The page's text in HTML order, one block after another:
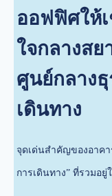
ออฟฟิศให้เ
ใจกลางสย
ศูนย์กลาง
เดินทาง
จุดเด่นสำคัญของอาคา
การเดินทาง” ที่รวมอยู่